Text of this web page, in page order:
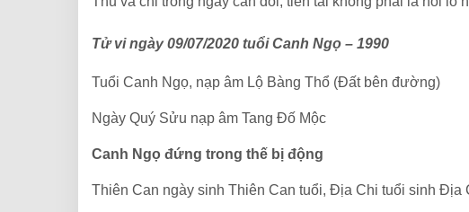
Tử vi ngày 09/07/2020 tuổi Canh Ngọ – 1990
Tuổi Canh Ngọ, nạp âm Lộ Bàng Thổ (Đất bên đường)
Ngày Quý Sửu nạp âm Tang Đố Mộc
Canh Ngọ đứng trong thế bị động
Thiên Can ngày sinh Thiên Can tuổi, Địa Chi tuổi sinh Địa